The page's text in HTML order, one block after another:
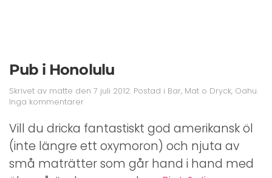
Pub i Honolulu
Skrivet av matte den 7 juli 2012. Postad i Bar, Mat o Dryck, Oahu.
Inga kommentarertill
i
Honolulu
Vill du dricka fantastiskt god amerikansk öl
(inte längre ett oxymoron) och njuta av
små maträtter som går hand i hand med